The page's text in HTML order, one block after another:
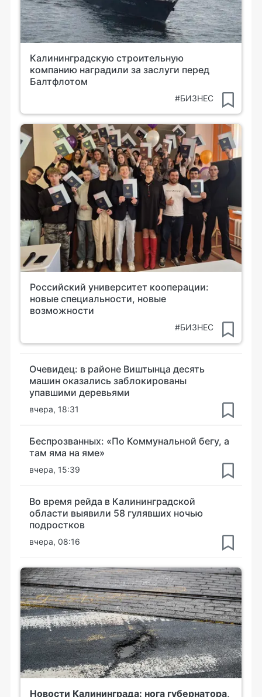
Калининградскую строительную
компанию наградили за заслуги перед
Балтфлотом
#БИЗНЕС
Российский университет кооперации:
новые специальности, новые
возможности
#БИЗНЕС
Очевидец: в районе Виштынца десять
машин оказались заблокированы
упавшими деревьями
вчера, 18:31
Беспрозванных: «По Коммунальной бегу, а
там яма на яме»
вчера, 15:39
Во время рейда в Калининградской
области выявили 58 гулявших ночью
подростков
вчера, 08:16
Новости Калининграда: нога губернатора,